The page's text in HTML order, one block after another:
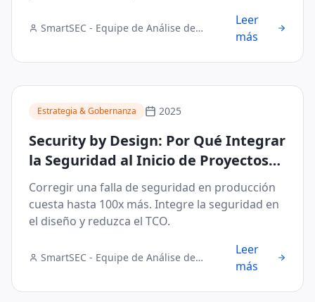
SmartSEC - Equipe de Análise de
Leer
más
Estrategia & Gobernanza 2025
Security by Design: Por Qué Integrar
la Seguridad al Inicio de Proyectos
Blockchain e IoT Reduce el TCO
Corregir una falla de seguridad en producción
cuesta hasta 100x más. Integre la seguridad en
el diseño y reduzca el TCO.
SmartSEC - Equipe de Análise de
Leer
más